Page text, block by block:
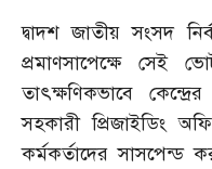
দ্বাদশ জাতীয় সংসদ
প্রমাণসাপেক্ষে সেই
তাৎক্ষণিকভাবে
সহকারী প্রিজাইডিং
কর্মকর্তাদের সাসপেন্ড